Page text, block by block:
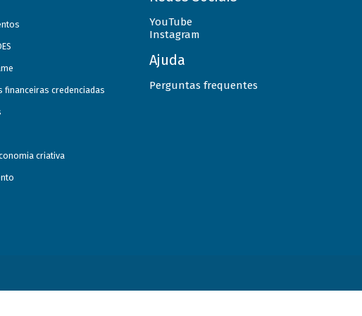
financeiras credenciadas
criativa
YouTube
Instagram
Ajuda
Perguntas frequentes